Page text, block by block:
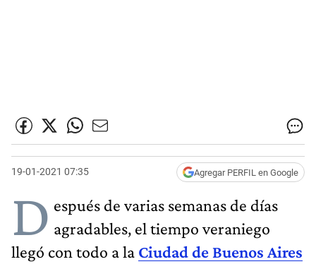
19-01-2021 07:35 Agregar PERFIL en Google
D espués de varias semanas de días
agradables, el tiempo veraniego
llegó con todo a la Ciudad de Buenos Aires